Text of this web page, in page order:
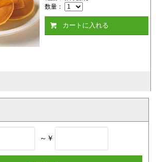
数量：
カートに入れる
～￥